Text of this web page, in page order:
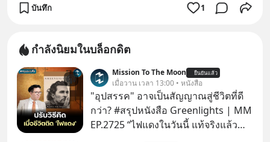
บันทึก 1
กำลังนิยมในบล็อกดิต
Mission To The Moon ยืนยันแล้ว
เมื่อวาน เวลา 13:00 • หนังสือ
"อุปสรรค" อาจเป็นสัญญาณสู่ชีวิตที่ดี
กว่า? #สรุปหนังสือ Greenlights | MM
EP.2725 “ไฟแดงในวันนี้ แท้จริงแล้ว